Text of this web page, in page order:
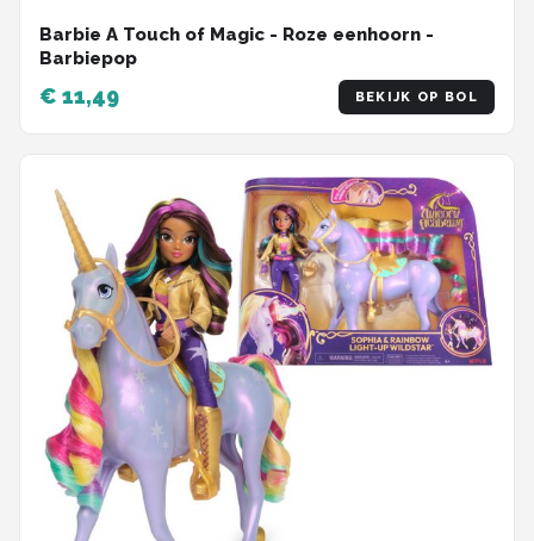
Barbie A Touch of Magic - Roze eenhoorn -
Barbiepop
€ 11,49 BEKIJK OP BOL